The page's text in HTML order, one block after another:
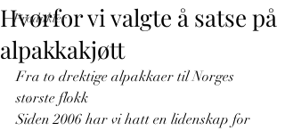
Produkter
Hvorfor vi valgte å satse på
alpakkakjøtt
Fra to drektige alpakkaer til Norges
største flokk
Siden 2006 har vi hatt en lidenskap for